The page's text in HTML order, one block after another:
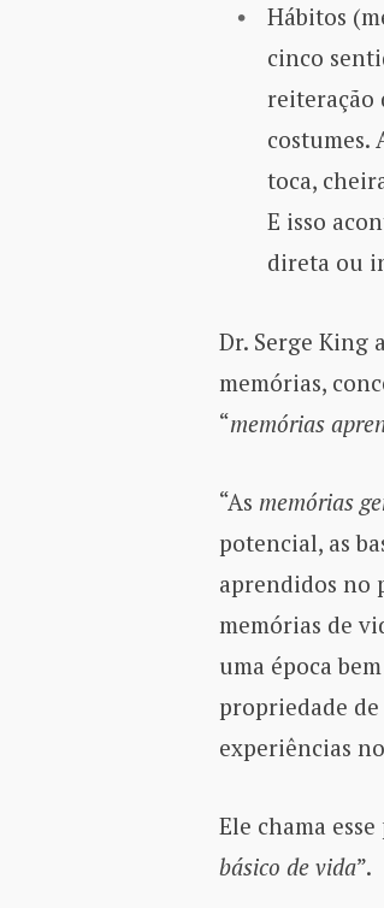
Hábitos
cinco
reiteração
costumes.
toca,
E isso
direta ou
Dr. Serge King
memórias,
“memórias
“As memórias
potencial, as
aprendidos no
memórias de
uma época
propriedade de
experiências
Ele chama
básico de vida”.